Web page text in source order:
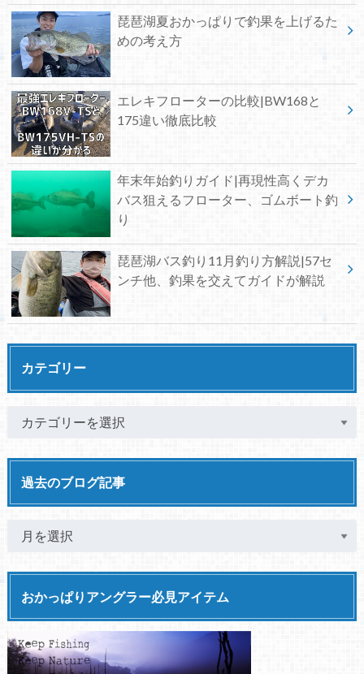
琵琶湖夏おかっぱりで釣果を上げるた
めの考え方
エレキフローターの比較|BW168と
175違い徹底比較
年末年始釣りガイド|再現性高くデカ
バス狙えるフローター、ゴムボート釣
り
琵琶湖バス釣り11月釣り方解説|57セ
ンチ他、釣果を交えてガイドが解説
カテゴリー
過去のブログ記事
おかっぱりアングラー必見アイテム